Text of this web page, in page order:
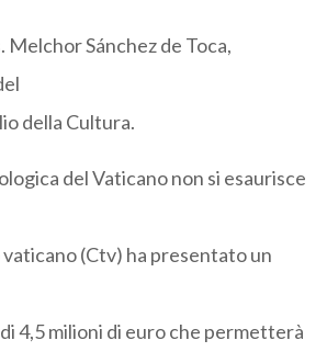
Melchor Sánchez de Toca,
della Cultura.
del Vaticano non si esaurisce
(Ctv) ha presentato un
4,5 milioni di euro che permetterà